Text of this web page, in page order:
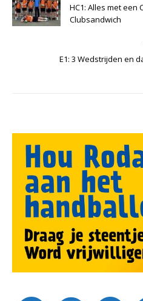
HC1: Alles met een
Clubsandwich
E1: 3 Wedstrijden en